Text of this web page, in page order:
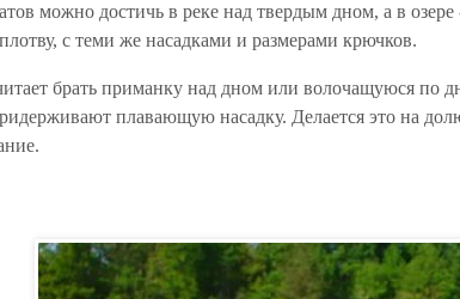
можно достичь в реке над твердым дном, а в
с теми же насадками и размерами крючков.
брать приманку над дном или волочащуюся по
плавающую насадку. Делается это на